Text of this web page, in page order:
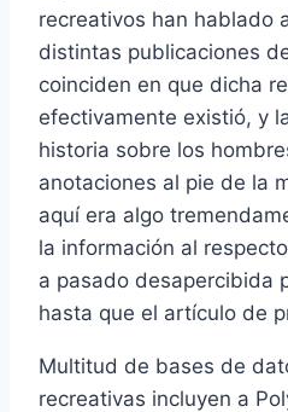
recreativos han hablado
distintas publicaciones
coinciden en que dicha
efectivamente existió, y
historia sobre los
anotaciones al pie de la
aquí­ era algo
la información al
a pasado desapercibida
hasta que el artí­culo de
Multitud de bases de
recreativas incluyen a